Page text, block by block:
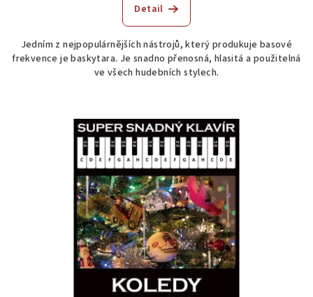
Detail
Jedním z nejpopulárnějších nástrojů, který produkuje basové
frekvence je baskytara. Je snadno přenosná, hlasitá a použitelná
ve všech hudebních stylech.